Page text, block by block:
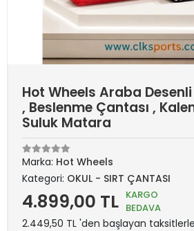
Hot Wheels Araba
, Beslenme Çantası ,
Suluk Matara
Marka: Hot Wheels
Kategori: OKUL - SIRT ÇANTASI
4.899,00 TL KARGO
BEDAVA
2.449,50 TL 'den başlayan taksitlerle